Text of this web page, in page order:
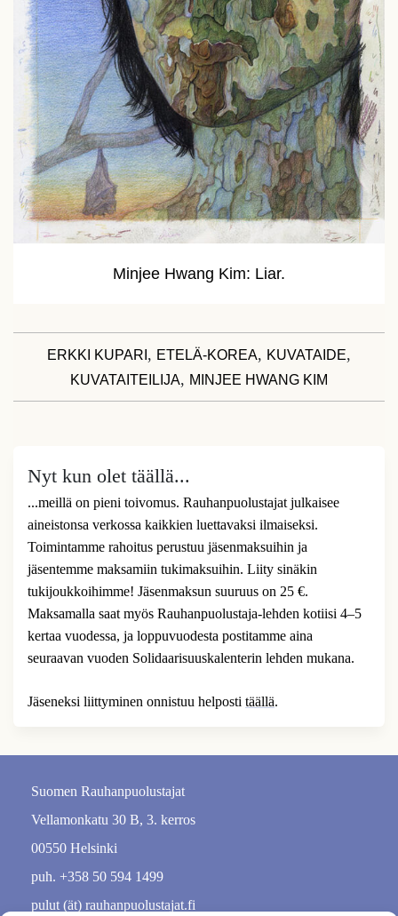
Minjee Hwang Kim: Liar.
ERKKI KUPARI , ETELÄ-KOREA, KUVATAIDE,
KUVATAITEILIJA, MINJEE HWANG KIM
Nyt kun olet täällä...
...meillä on pieni toivomus. Rauhanpuolustajat julkaisee
aineistonsa verkossa kaikkien luettavaksi ilmaiseksi.
Toimintamme rahoitus perustuu jäsenmaksuihin ja
jäsentemme maksamiin tukimaksuihin. Liity sinäkin
tukijoukkoihimme! Jäsenmaksun suuruus on 25 €.
Maksamalla saat myös Rauhanpuolustaja-lehden kotiisi 4–5
kertaa vuodessa, ja loppuvuodesta postitamme aina
seuraavan vuoden Solidaarisuuskalenterin lehden mukana.
Jäseneksi liittyminen onnistuu helposti täällä.
Suomen Rauhanpuolustajat
Vellamonkatu 30 B, 3. kerros
00550 Helsinki
puh. +358 50 594 1499
pulut (ät) rauhanpuolustajat.fi